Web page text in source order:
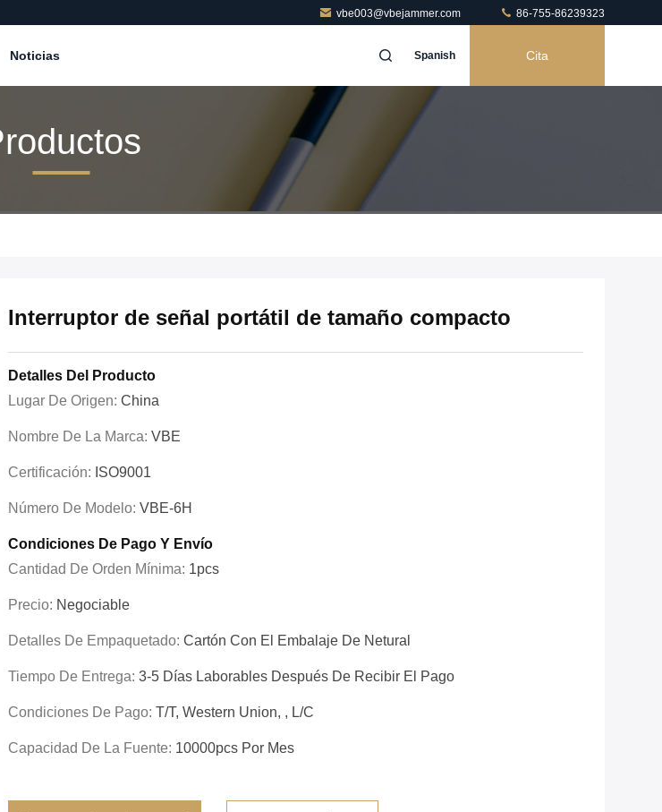
vbe003@vbejammer.com 86-755-86239323
Noticias Spanish Cita
Interruptor de señal portátil de tamaño compacto
Detalles Del Producto
Lugar De Origen: China
Nombre De La Marca: VBE
Certificación: ISO9001
Número De Modelo: VBE-6H
Condiciones De Pago Y Envío
Cantidad De Orden Mínima: 1pcs
Precio: Negociable
Detalles De Empaquetado: Cartón Con El Embalaje De Netural
Tiempo De Entrega: 3-5 Días Laborables Después De Recibir El Pago
Condiciones De Pago: T/T, Western Union, , L/C
Capacidad De La Fuente: 10000pcs Por Mes